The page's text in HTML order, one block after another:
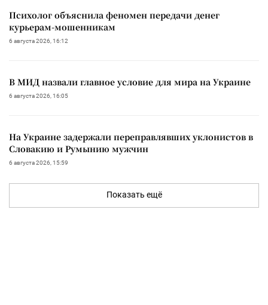
Психолог объяснила феномен передачи денег
курьерам-мошенникам
6 августа 2026, 16:12
В МИД назвали главное условие для мира на Украине
6 августа 2026, 16:05
На Украине задержали переправлявших уклонистов в
Словакию и Румынию мужчин
6 августа 2026, 15:59
Показать ещё